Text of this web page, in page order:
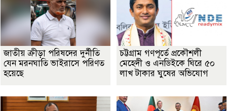
জাতীয় ক্রীড়া পরিষদের দুর্নীতি
যেন মরনঘাতি ভাইরাসে পরিণত
হয়েছে
চট্টগ্রাম গণপূর্তে প্রকৌশলী
মেহেদী ও এনডিইকে ঘিরে ৫০
লাখ টাকার ঘুষের অভিযোগ